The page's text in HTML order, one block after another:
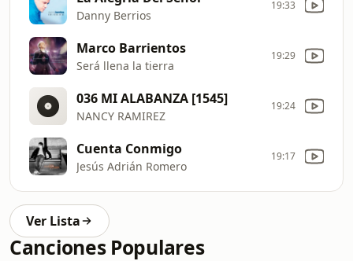
Danny Berrios
19:33
Marco Barrientos
Será llena la tierra
19:29
036 MI ALABANZA [1545]
NANCY RAMIREZ
19:24
Cuenta Conmigo
Jesús Adrián Romero
19:17
Ver Lista
Canciones Populares